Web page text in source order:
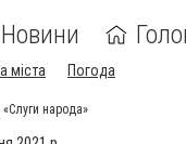
Новини
міста Погода
народа»